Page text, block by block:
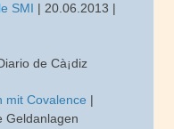
SMI | 20.06.2013 |
de Cà¡diz
mit Covalence |
Geldanlagen